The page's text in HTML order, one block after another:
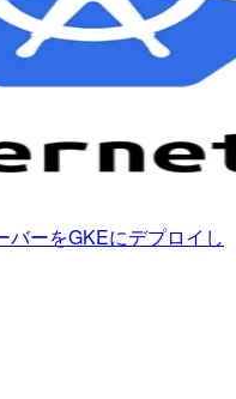
ーをGKEにデプロイし